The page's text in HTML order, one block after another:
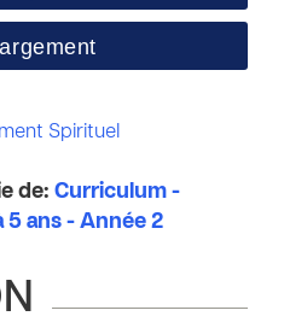
Spirituel
de: Curriculum -
5 ans - Année 2